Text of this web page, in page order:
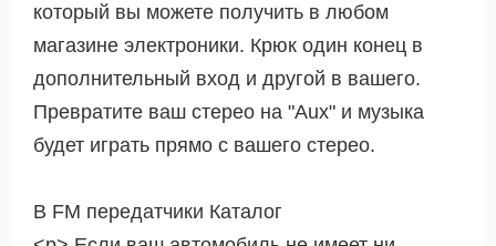
который вы можете получить в любом
магазине электроники. Крюк один конец в
дополнительный вход и другой в вашего.
Превратите ваш стерео на "Aux" и музыка
будет играть прямо с вашего стерео.
В FM передатчики Каталог